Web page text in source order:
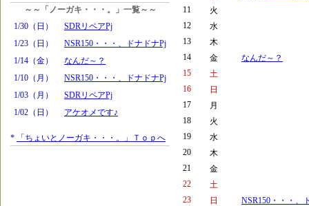
～～「ノーガキ・・・。」一覧～～
1/30（日）
SDRリペアPj
1/23（日）
NSR150・・・、ドナドナPj
1/14（金）
なんだ～？
1/10（月）
NSR150・・・、ドナドナPj
1/03（月）
SDRリペアPj
1/02（日）
アケオメです♪
* 「ちょいとノーガキ・・・。」Ｔｏｐへ
11
火
12
水
13
木
14
金
なんだ～？
15
土
16
日
17
月
18
火
19
水
20
木
21
金
22
土
23
日
NSR150・・・、